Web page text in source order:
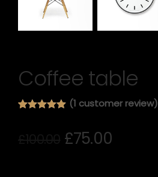
Coffee table
(1 customer review)
£75.00